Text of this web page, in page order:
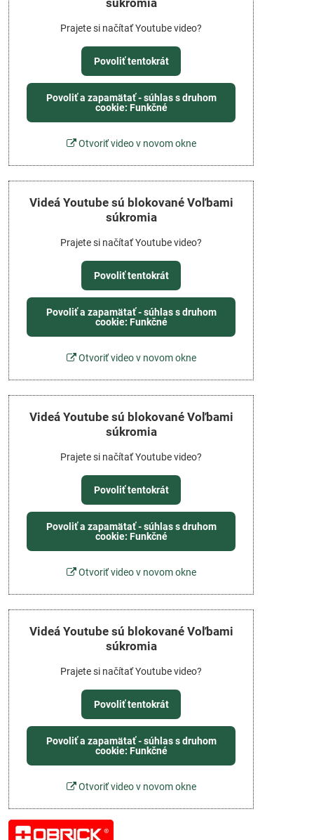
súkromia
Prajete si načítať Youtube video?
Povoliť tentokrát
Povoliť a zapamätať - súhlas s druhom
cookie: Funkčné
Otvoriť video v novom okne
Videá Youtube sú blokované Voľbami
súkromia
Prajete si načítať Youtube video?
Povoliť tentokrát
Povoliť a zapamätať - súhlas s druhom
cookie: Funkčné
Otvoriť video v novom okne
Videá Youtube sú blokované Voľbami
súkromia
Prajete si načítať Youtube video?
Povoliť tentokrát
Povoliť a zapamätať - súhlas s druhom
cookie: Funkčné
Otvoriť video v novom okne
Videá Youtube sú blokované Voľbami
súkromia
Prajete si načítať Youtube video?
Povoliť tentokrát
Povoliť a zapamätať - súhlas s druhom
cookie: Funkčné
Otvoriť video v novom okne